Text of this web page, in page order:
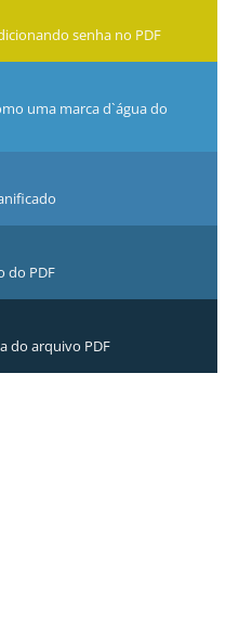
senha no PDF
uma marca d`água do
do PDF
do arquivo PDF